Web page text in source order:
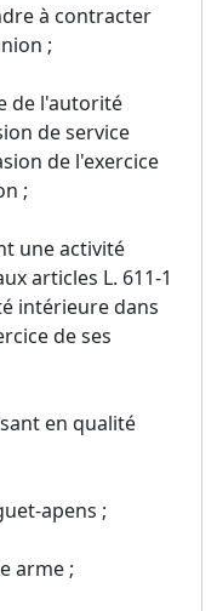
à contracter
;
de l'autorité
de service
de l'exercice
;
une activité
articles L. 611-1
intérieure dans
de ses
en qualité
apens ;
arme ;